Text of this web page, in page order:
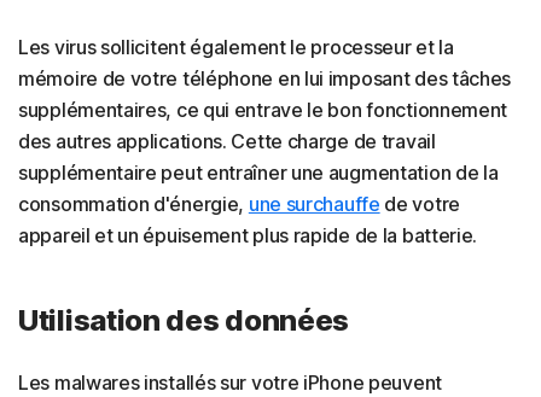
Les virus sollicitent également le processeur et la
mémoire de votre téléphone en lui imposant des tâches
supplémentaires, ce qui entrave le bon fonctionnement
des autres applications. Cette charge de travail
supplémentaire peut entraîner une augmentation de la
consommation d'énergie, une surchauffe de votre
appareil et un épuisement plus rapide de la batterie.
Utilisation des données
Les malwares installés sur votre iPhone peuvent